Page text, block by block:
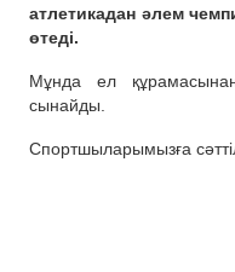
атлетикадан әлем
өтеді.
Мұнда ел
сынайды.
Спортшыларымызға